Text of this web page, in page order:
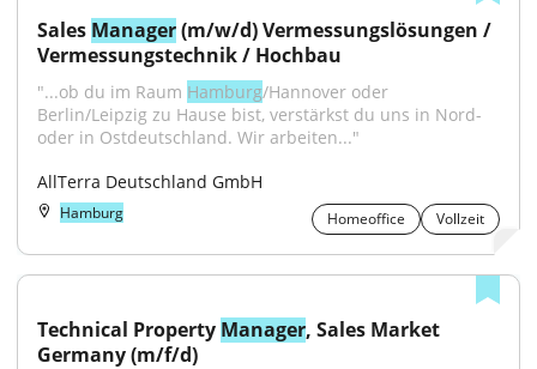
Sales Manager (m/w/d) Vermessungslösungen /
Vermessungstechnik / Hochbau
"...ob du im Raum Hamburg/Hannover oder
Berlin/Leipzig zu Hause bist, verstärkst du uns in Nord-
oder in Ostdeutschland. Wir arbeiten..."
AllTerra Deutschland GmbH
Hamburg Homeoffice Vollzeit
Technical Property Manager, Sales Market
Germany (m/f/d)